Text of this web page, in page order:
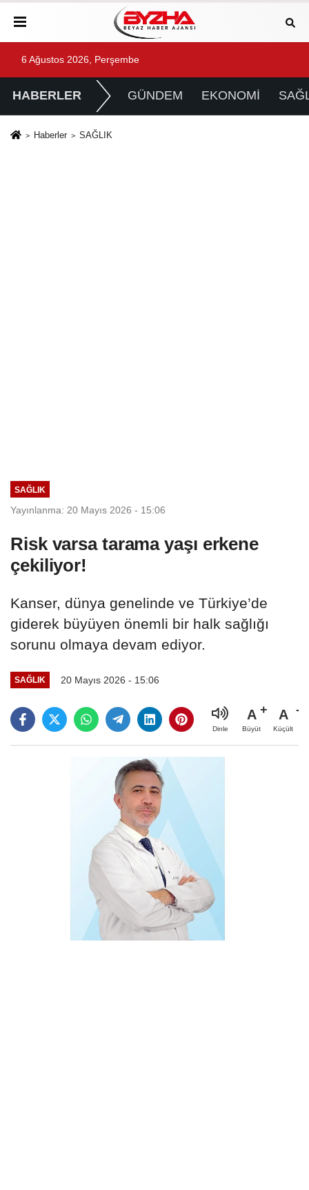
6 Ağustos 2026, Perşembe
HABERLER GÜNDEM EKONOMİ
Haberler SAĞLIK
SAĞLIK
Yayınlanma: 20 Mayıs 2026 - 15:06
Risk varsa tarama yaşı erkene
çekiliyor!
Kanser, dünya genelinde ve Türkiye’de
giderek büyüyen önemli bir halk sağlığı
sorunu olmaya devam ediyor.
SAĞLIK 20 Mayıs 2026 - 15:06
Dinle
A
Büyüt
A
Küçült